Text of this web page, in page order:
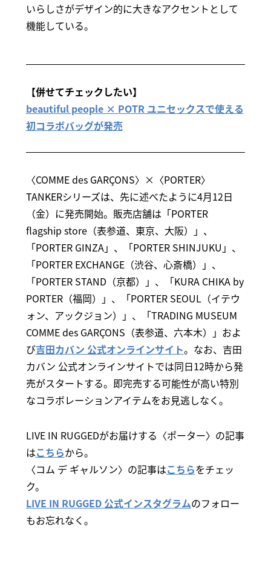
いらしさがデザイン的に大きなアクセントとして
機能している。
【併せてチェックしたい】
beautiful people × POTR ユニセックスで使える
初コラボバッグが発売
〈COMME des GARÇONS〉×〈PORTER〉
TANKERシリーズは、先に述べたように4月12日
（金）に発売開始。販売店舗は「PORTER
flagship store（表参道、東京、大阪）」、
「PORTER GINZA」、「PORTER SHINJUKU」、
「PORTER EXCHANGE（渋谷、心斎橋）」、
「PORTER STAND（京都）」、「KURA CHIKA by
PORTER（福岡）」、「PORTER SEOUL（イテウ
ォン、アックジョン）」、「TRADING MUSEUM
COMME des GARÇONS（表参道、六本木）」およ
び吉田カバン 公式オンラインサイト。なお、吉田
カバン 公式オンラインサイトでは同日12時から発
売がスタートする。即完売する可能性が高い特別
なコラボレーションアイテムをお見逃しなく。
LIVE IN RUGGEDがお届けする〈ポーター〉の記事
はこちらから。
〈コム デ ギャルソン〉の記事はこちらをチェッ
ク。
LIVE IN RUGGED 公式インスタグラムのフォロー
もお忘れなく。